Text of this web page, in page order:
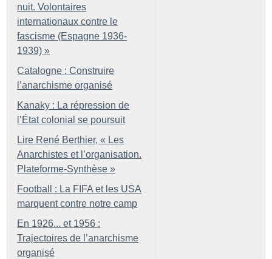
nuit. Volontaires
internationaux contre le
fascisme (Espagne 1936-
1939) »
Catalogne : Construire
l’anarchisme organisé
Kanaky : La répression de
l’État colonial se poursuit
Lire René Berthier, « Les
Anarchistes et l’organisation.
Plateforme-Synthèse »
Football : La FIFA et les USA
marquent contre notre camp
En 1926... et 1956 :
Trajectoires de l’anarchisme
organisé